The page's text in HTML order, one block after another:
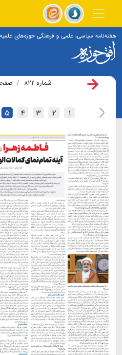
هفته‌نامه سیاسی، علمی و فرهنگی حوزه‌های علمیه
شماره ۸۲۲
۱ ۲ ۳ ۴ ۵